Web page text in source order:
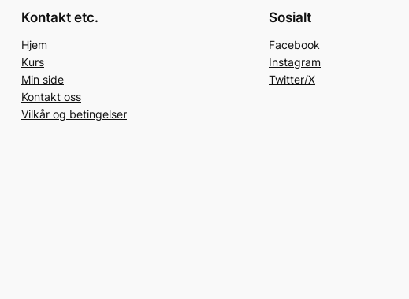
Kontakt etc.
Hjem
Kurs
Min side
Kontakt oss
Vilkår og betingelser
Sosialt
Facebook
Instagram
Twitter/X